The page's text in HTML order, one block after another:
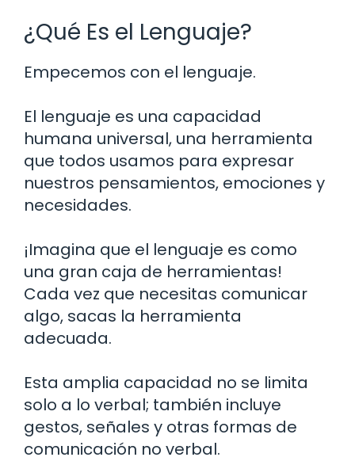
¿Qué Es el Lenguaje?
Empecemos con el lenguaje.
El lenguaje es una capacidad
humana universal, una herramienta
que todos usamos para expresar
nuestros pensamientos, emociones y
necesidades.
¡Imagina que el lenguaje es como
una gran caja de herramientas!
Cada vez que necesitas comunicar
algo, sacas la herramienta
adecuada.
Esta amplia capacidad no se limita
solo a lo verbal; también incluye
gestos, señales y otras formas de
comunicación no verbal.